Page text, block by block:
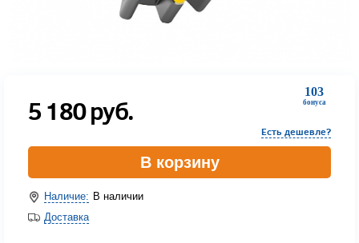
103
бонуса
5 180руб.
Есть дешевле?
В корзину
Наличие: В наличии
Доставка